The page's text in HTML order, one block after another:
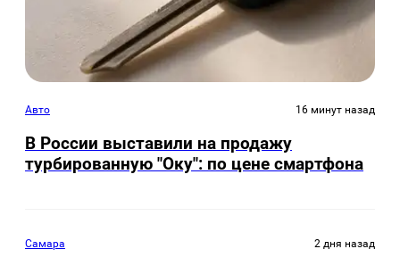
Авто 16 минут назад
В России выставили на продажу
турбированную "Оку": по цене смартфона
Самара 2 дня назад